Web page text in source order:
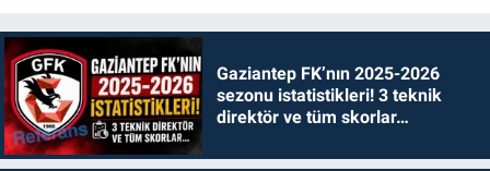
Gaziantep FK’nın 2025-2026
sezonu istatistikleri! 3 teknik
direktör ve tüm skorlar…